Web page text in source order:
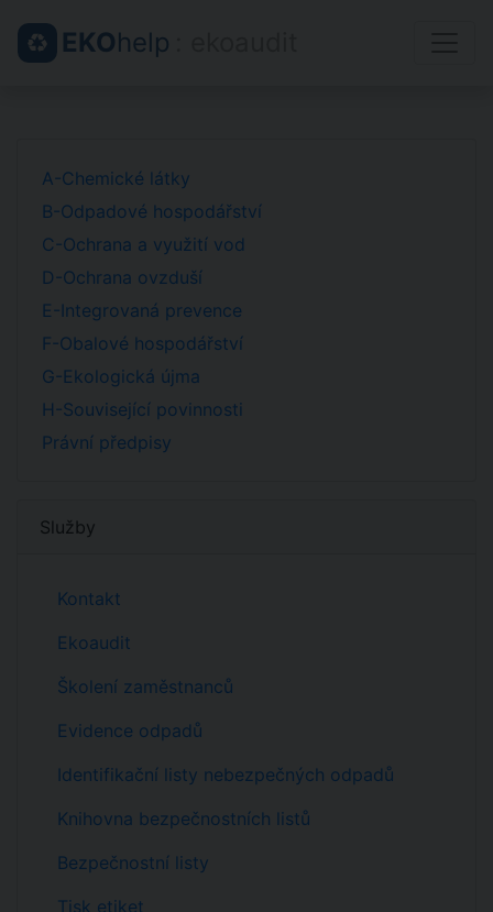
EKOhelp
A-Chemické látky
B-Odpadové hospodářství
C-Ochrana a využití vod
D-Ochrana ovzduší
E-Integrovaná prevence
F-Obalové hospodářství
G-Ekologická újma
H-Související povinnosti
Právní předpisy
Služby
Kontakt
Ekoaudit
Školení zaměstnanců
Evidence odpadů
Identifikační listy nebezpečných odpadů
Knihovna bezpečnostních listů
Bezpečnostní listy
Tisk etiket